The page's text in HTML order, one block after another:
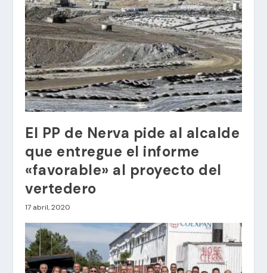
El PP de Nerva pide al alcalde
que entregue el informe
«favorable» al proyecto del
vertedero
17 abril, 2020